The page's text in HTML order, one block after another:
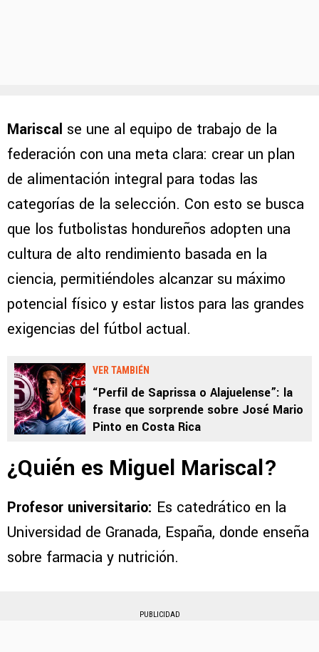
Mariscal se une al equipo de trabajo de la
federación con una meta clara: crear un plan
de alimentación integral para todas las
categorías de la selección. Con esto se busca
que los futbolistas hondureños adopten una
cultura de alto rendimiento basada en la
ciencia, permitiéndoles alcanzar su máximo
potencial físico y estar listos para las grandes
exigencias del fútbol actual.
VER TAMBIÉN
“Perfil de Saprissa o Alajuelense”: la
frase que sorprende sobre José Mario
Pinto en Costa Rica
¿Quién es Miguel Mariscal?
Profesor universitario: Es catedrático en la
Universidad de Granada, España, donde enseña
sobre farmacia y nutrición.
PUBLICIDAD